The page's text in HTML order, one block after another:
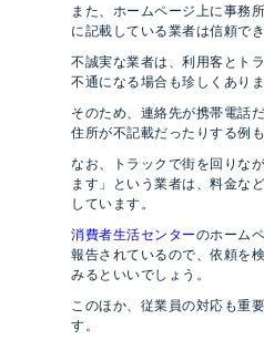
また、ホームページ上に事務
に記載している業者は信頼でき
不誠実な業者は、利用客とト
不通になる場合も珍しくありま
そのため、連絡先が携帯電話
住所が不記載だったりする例も
なお、トラックで街を回りな
ます」という業者は、料金な
しています。
消費者生活センターのホーム
報告されているので、依頼を
みるといいでしょう。
このほか、従業員の対応も重
す。